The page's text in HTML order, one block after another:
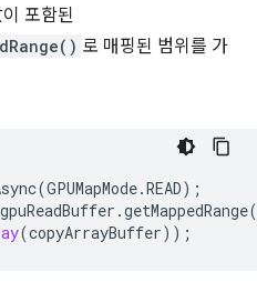
포함된
로 매핑된 범위를 가
(GPUMapMode.READ);
gpuReadBuffer .getMappedRange
(copyArrayBuffer));